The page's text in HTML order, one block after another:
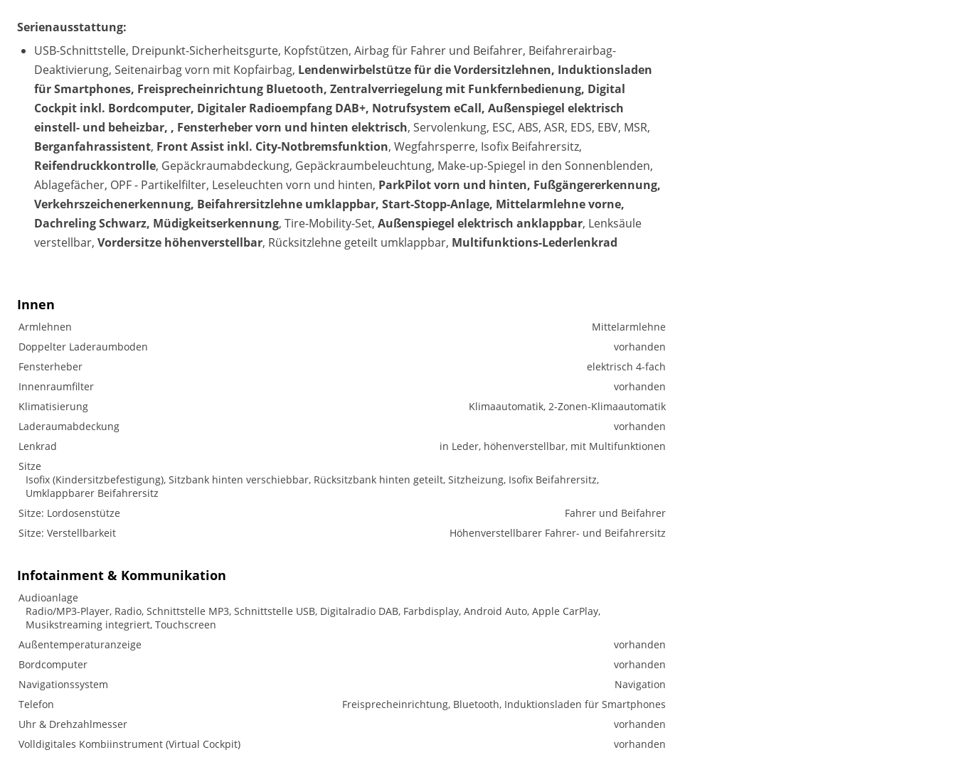
Serienausstattung:
USB-Schnittstelle, Dreipunkt-Sicherheitsgurte, Kopfstützen, Airbag für Fahrer und Beifahrer, Beifahrerairbag-
Deaktivierung, Seitenairbag vorn mit Kopfairbag, Lendenwirbelstütze für die Vordersitzlehnen, Induktionsladen
für Smartphones, Freisprecheinrichtung Bluetooth, Zentralverriegelung mit Funkfernbedienung, Digital
Cockpit inkl. Bordcomputer, Digitaler Radioempfang DAB+, Notrufsystem eCall, Außenspiegel elektrisch
einstell- und beheizbar, , Fensterheber vorn und hinten elektrisch, Servolenkung, ESC, ABS, ASR, EDS, EBV, MSR,
Berganfahrassistent, Front Assist inkl. City-Notbremsfunktion, Wegfahrsperre, Isofix Beifahrersitz,
Reifendruckkontrolle, Gepäckraumabdeckung, Gepäckraumbeleuchtung, Make-up-Spiegel in den Sonnenblenden,
Ablagefächer, OPF - Partikelfilter, Leseleuchten vorn und hinten, ParkPilot vorn und hinten, Fußgängererkennung,
Verkehrszeichenerkennung, Beifahrersitzlehne umklappbar, Start-Stopp-Anlage, Mittelarmlehne vorne,
Dachreling Schwarz, Müdigkeitserkennung, Tire-Mobility-Set, Außenspiegel elektrisch anklappbar, Lenksäule
verstellbar, Vordersitze höhenverstellbar, Rücksitzlehne geteilt umklappbar, Multifunktions-Lederlenkrad
Innen
Armlehnen
Mittelarmlehne
Doppelter Laderaumboden
vorhanden
Fensterheber
elektrisch 4-fach
Innenraumfilter
vorhanden
Klimatisierung
Klimaautomatik, 2-Zonen-Klimaautomatik
Laderaumabdeckung
vorhanden
Lenkrad
in Leder, höhenverstellbar, mit Multifunktionen
Sitze
Isofix (Kindersitzbefestigung), Sitzbank hinten verschiebbar, Rücksitzbank hinten geteilt, Sitzheizung, Isofix Beifahrersitz,
Umklappbarer Beifahrersitz
Sitze: Lordosenstütze
Fahrer und Beifahrer
Sitze: Verstellbarkeit
Höhenverstellbarer Fahrer- und Beifahrersitz
Infotainment & Kommunikation
Audioanlage
Radio/MP3-Player, Radio, Schnittstelle MP3, Schnittstelle USB, Digitalradio DAB, Farbdisplay, Android Auto, Apple CarPlay,
Musikstreaming integriert, Touchscreen
Außentemperaturanzeige
vorhanden
Bordcomputer
vorhanden
Navigationssystem
Navigation
Telefon
Freisprecheinrichtung, Bluetooth, Induktionsladen für Smartphones
Uhr & Drehzahlmesser
vorhanden
Volldigitales Kombiinstrument (Virtual Cockpit)
vorhanden